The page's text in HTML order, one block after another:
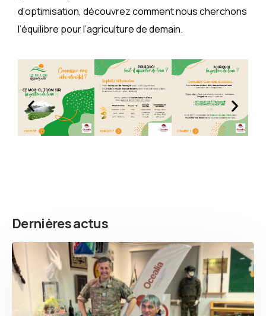
d’optimisation, découvrez comment nous cherchons
l’équilibre pour l’agriculture de demain.
Dernières actus